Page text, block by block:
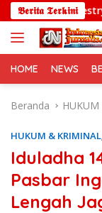
Langsung
ke
konten
𝕭𝖊𝖗𝖎𝖙𝖆 𝕿𝖊𝖗𝖐𝖎𝖓𝖎
Legal
HOME NEWS
Beranda
HUKUM & KRIMINAL
Iduladha
Pasbar
Lengah